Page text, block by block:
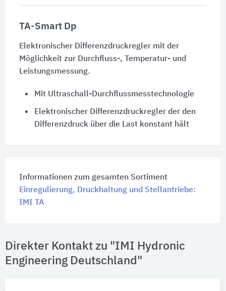
TA-Smart Dp
Elektronischer Differenzdruckregler mit der
Möglichkeit zur Durchfluss-, Temperatur- und
Leistungsmessung.
Mit Ultraschall-Durchflussmesstechnologie
Elektronischer Differenzdruckregler der den
Differenzdruck über die Last konstant hält
Informationen zum gesamten Sortiment
Einregulierung, Druckhaltung und Stellantriebe:
IMI TA
Direkter Kontakt zu "IMI Hydronic
Engineering Deutschland"